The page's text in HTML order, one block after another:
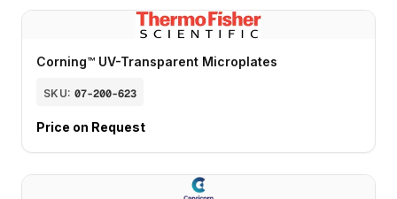
Corning™ UV-Transparent Microplates
SKU: 07-200-623
Price on Request